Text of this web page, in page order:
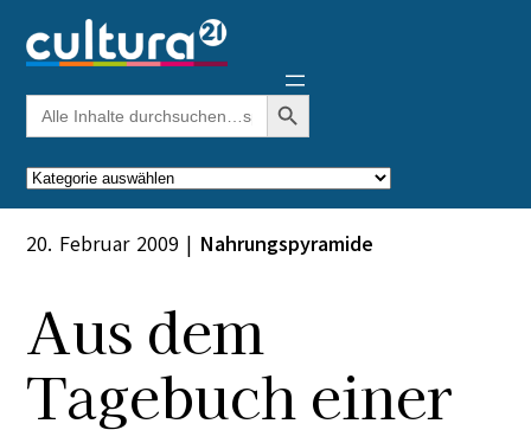
Inhalt
springen
Search
for:
Search Button
Kategorien
20. Februar 2009 | Nahrungspyramide
Aus dem
Tagebuch einer